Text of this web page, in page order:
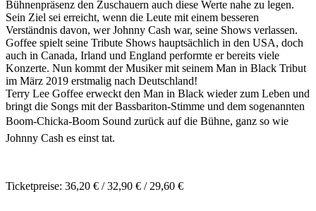
Bühnenpräsenz den Zuschauern auch diese Werte nahe zu legen.
Sein Ziel sei erreicht, wenn die Leute mit einem besseren
Verständnis davon, wer Johnny Cash war, seine Shows verlassen.
Goffee spielt seine Tribute Shows hauptsächlich in den USA, doch
auch in Canada, Irland und England performte er bereits viele
Konzerte. Nun kommt der Musiker mit seinem Man in Black Tribut
im März 2019 erstmalig nach Deutschland!
Terry Lee Goffee erweckt den Man in Black wieder zum Leben und
bringt die Songs mit der Bassbariton-Stimme und dem sogenannten
Boom-Chicka-Boom Sound zurück auf die Bühne, ganz so wie
Johnny Cash es einst tat.
Ticketpreise: 36,20 € / 32,90 € / 29,60 €